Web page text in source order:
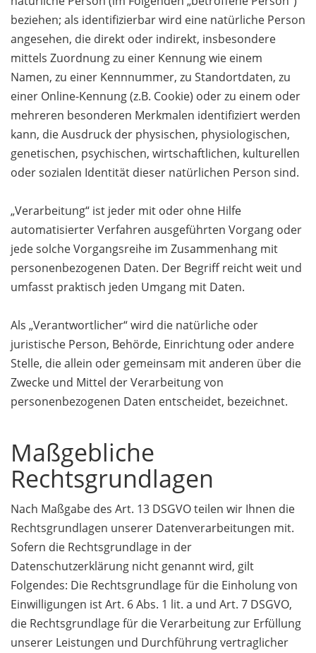
beziehen; als identifizierbar wird eine natürliche Person
angesehen, die direkt oder indirekt, insbesondere
mittels Zuordnung zu einer Kennung wie einem
Namen, zu einer Kennnummer, zu Standortdaten, zu
einer Online-Kennung (z.B. Cookie) oder zu einem oder
mehreren besonderen Merkmalen identifiziert werden
kann, die Ausdruck der physischen, physiologischen,
genetischen, psychischen, wirtschaftlichen, kulturellen
oder sozialen Identität dieser natürlichen Person sind.
„Verarbeitung“ ist jeder mit oder ohne Hilfe
automatisierter Verfahren ausgeführten Vorgang oder
jede solche Vorgangsreihe im Zusammenhang mit
personenbezogenen Daten. Der Begriff reicht weit und
umfasst praktisch jeden Umgang mit Daten.
Als „Verantwortlicher“ wird die natürliche oder
juristische Person, Behörde, Einrichtung oder andere
Stelle, die allein oder gemeinsam mit anderen über die
Zwecke und Mittel der Verarbeitung von
personenbezogenen Daten entscheidet, bezeichnet.
Maßgebliche
Rechtsgrundlagen
Nach Maßgabe des Art. 13 DSGVO teilen wir Ihnen die
Rechtsgrundlagen unserer Datenverarbeitungen mit.
Sofern die Rechtsgrundlage in der
Datenschutzerklärung nicht genannt wird, gilt
Folgendes: Die Rechtsgrundlage für die Einholung von
Einwilligungen ist Art. 6 Abs. 1 lit. a und Art. 7 DSGVO,
die Rechtsgrundlage für die Verarbeitung zur Erfüllung
unserer Leistungen und Durchführung vertraglicher